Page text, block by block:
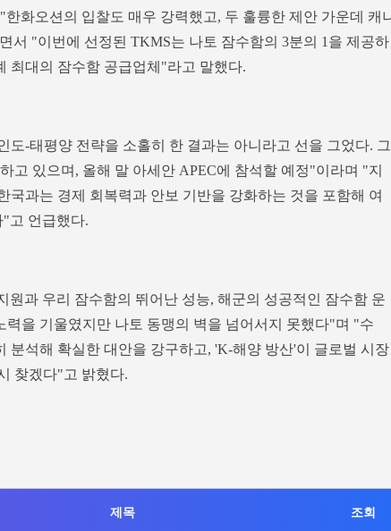
화오션의 입찰도 매우 강력했고, 두 훌륭한 제안 가운데 캐
서 "이번에 선정된 TKMS는 나토 잠수함의 3분의 1을 제공하
최대의 잠수함 공급업체"라고 말했다.
도-태평양 전략을 소홀히 한 결과는 아니라고 선을 그었다. 그
고 있으며, 올해 말 아세안 APEC에 참석할 예정"이라며 "지
국과는 경제 회복력과 안보 기반을 강화하는 것을 포함해 여
고 언급했다.
원과 우리 잠수함의 뛰어난 성능, 해군의 성공적인 잠수함 운
력을 기울였지만 나토 동맹의 벽을 넘어서지 못했다"며 "수
분석해 확실한 대안을 강구하고, 'K-해양 방산'이 글로벌 시장
찾겠다"고 밝혔다.
제목 조회